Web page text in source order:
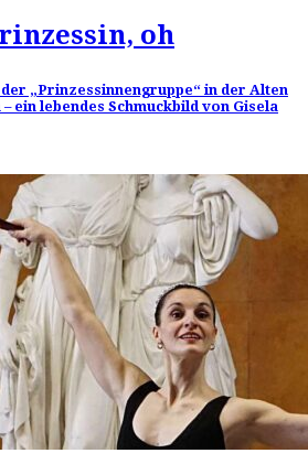
oh
„Prinzessinnengruppe“ in der Alten
ein lebendes Schmuckbild von Gisela